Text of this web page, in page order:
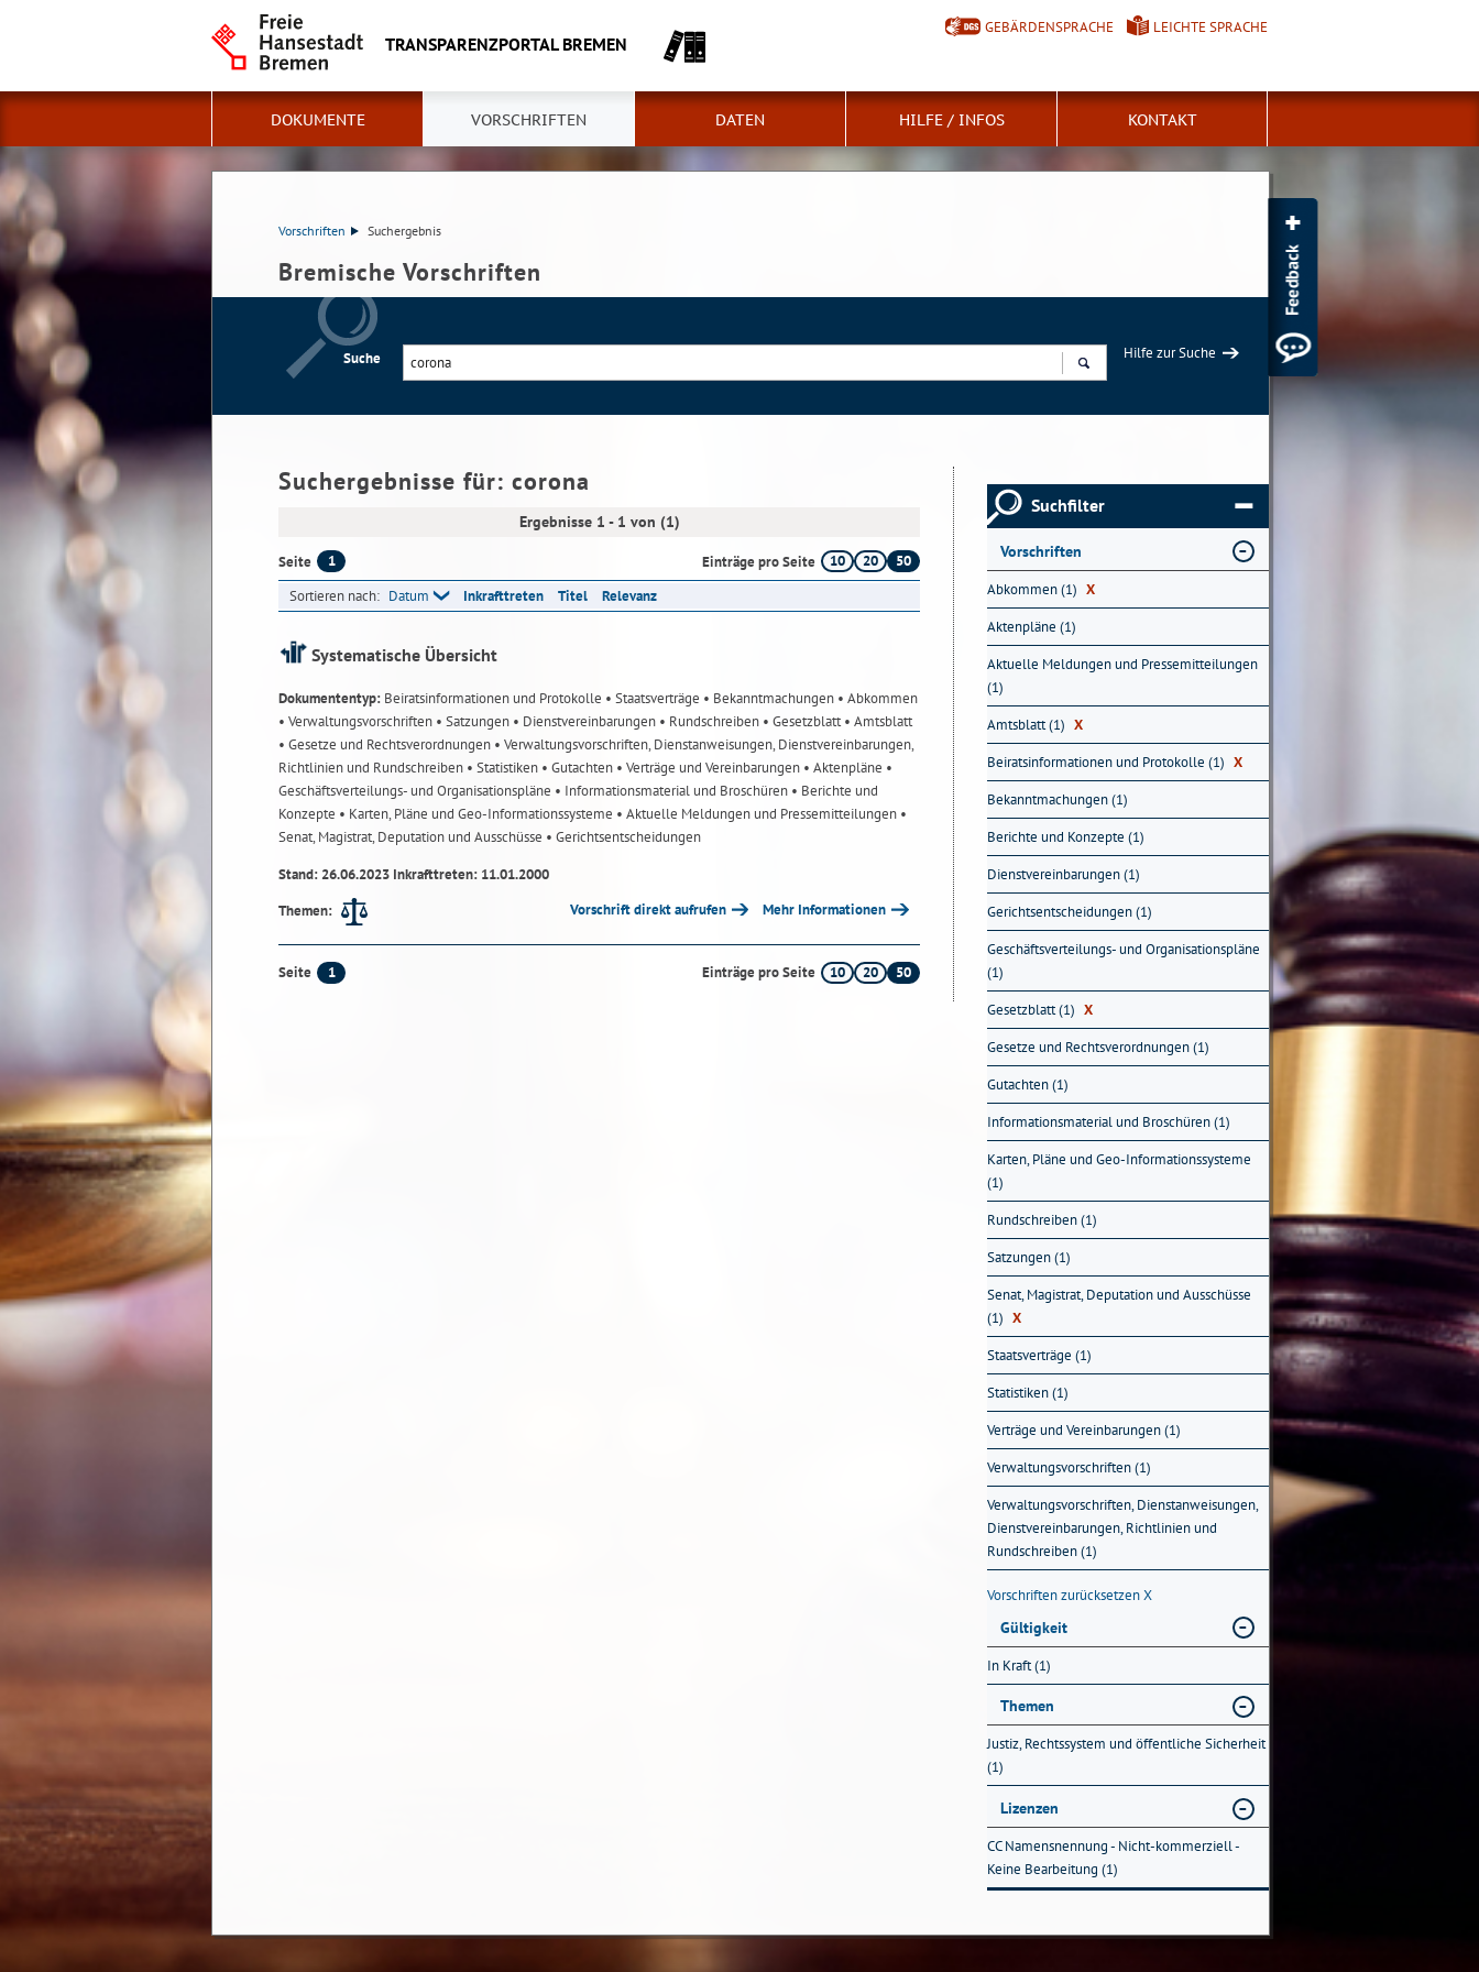
TRANSPARENZPORTAL BREMEN
GEBÄRDENSPRACHE LEICHTE SPRACHE
DOKUMENTE VORSCHRIFTEN DATEN HILFE / INFOS KONTAKT
Vorschriften Suchergebnis
Bremische Vorschriften
Suche
Hilfe zur Suche
Suchergebnisse für: corona
Ergebnisse 1 - 1 von (1)
Seite 1 Einträge pro Seite 10 20
50
Sortieren nach: Datum Inkrafttreten Titel Relevanz
Systematische Übersicht
Dokumententyp: Beiratsinformationen und Protokolle • Staatsverträge • Bekanntmachungen • Abkommen
• Verwaltungsvorschriften • Satzungen • Dienstvereinbarungen • Rundschreiben • Gesetzblatt• Amtsblatt
• Gesetze und Rechtsverordnungen • Verwaltungsvorschriften, Dienstanweisungen, Dienstvereinbarungen,
Richtlinien und Rundschreiben • Statistiken • Gutachten • Verträge und Vereinbarungen • Aktenpläne •
Geschäftsverteilungs- und Organisationspläne • Informationsmaterial und Broschüren • Berichte und
Konzepte • Karten, Pläne und Geo-Informationssysteme • Aktuelle Meldungen und Pressemitteilungen •
Senat, Magistrat, Deputation und Ausschüsse • Gerichtsentscheidungen
Stand: 26.06.2023 Inkrafttreten: 11.01.2000
Themen:
Vorschrift direkt aufrufen Mehr Informationen
Seite 1 Einträge pro Seite 10 20 50
Suchfilter
Vorschriften
Abkommen (1) X
Aktenpläne (1)
Aktuelle Meldungen und Pressemitteilungen
(1)
Amtsblatt (1) X
Beiratsinformationen und Protokolle (1) X
Bekanntmachungen (1)
Berichte und Konzepte (1)
Dienstvereinbarungen (1)
Gerichtsentscheidungen (1)
Geschäftsverteilungs- und Organisationspläne
(1)
Gesetzblatt (1) X
Gesetze und Rechtsverordnungen (1)
Gutachten (1)
Informationsmaterial und Broschüren (1)
Karten, Pläne und Geo-Informationssysteme
(1)
Rundschreiben (1)
Satzungen (1)
Senat, Magistrat, Deputation und Ausschüsse
(1) X
Staatsverträge (1)
Statistiken (1)
Verträge und Vereinbarungen (1)
Verwaltungsvorschriften (1)
Verwaltungsvorschriften, Dienstanweisungen,
Dienstvereinbarungen, Richtlinien und
Rundschreiben (1)
Vorschriften zurücksetzenX
Gültigkeit
In Kraft (1)
Themen
Justiz, Rechtssystem und öffentliche Sicherheit
(1)
Lizenzen
CC Namensnennung - Nicht-kommerziell -
Keine Bearbeitung (1)